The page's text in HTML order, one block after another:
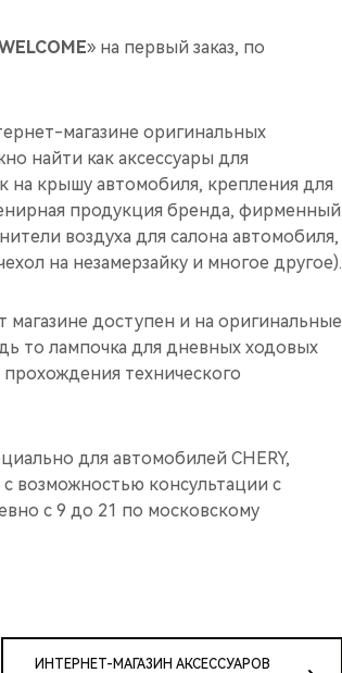
» на первый заказ, по
магазине оригинальных
найти как аксессуары для
на крышу автомобиля, крепления для
продукция бренда, фирменный
воздуха для салона автомобиля,
на незамерзайку и многое другое).
магазине доступен и на оригинальные
то лампочка для дневных ходовых
технического
для автомобилей CHERY,
возможностью консультации с
с 9 до 21 по московскому
ИНТЕРНЕТ-МАГАЗИН АКСЕССУАРОВ